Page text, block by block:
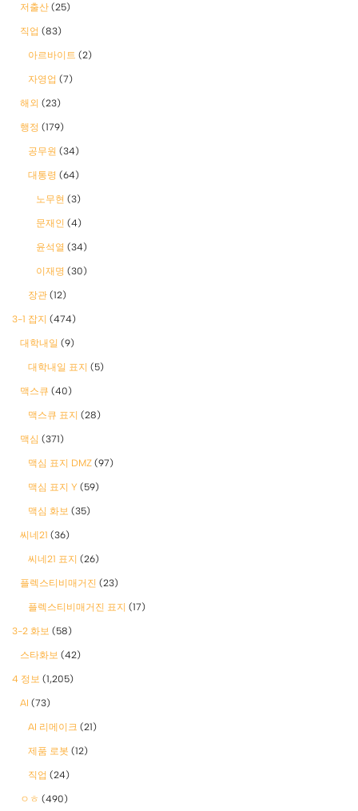
저출산 (25)
직업 (83)
아르바이트 (2)
자영업 (7)
해외 (23)
행정 (179)
공무원 (34)
대통령 (64)
노무현 (3)
문재인 (4)
윤석열 (34)
이재명 (30)
장관 (12)
3-1 잡지 (474)
대학내일 (9)
대학내일 표지 (5)
맥스큐 (40)
맥스큐 표지 (28)
맥심 (371)
맥심 표지 DMZ (97)
맥심 표지 Y (59)
맥심 화보 (35)
씨네21 (36)
씨네21 표지 (26)
플렉스티비매거진 (23)
플렉스티비매거진 표지 (17)
3-2 화보 (58)
스타화보 (42)
4 정보 (1,205)
AI (73)
AI 리메이크 (21)
제품 로봇 (12)
직업 (24)
ㅇㅎ (490)